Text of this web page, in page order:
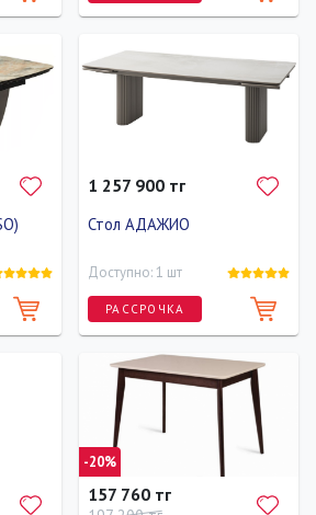
см
Ширина
280 см
Высота
80 см
1 257 900 тг
Стол АДАЖИО
Доступно: 1 шт
РАССРОЧКА
Ширина
240 см
Высота
75 см
Глубина
110 см
-20%
157 760 тг